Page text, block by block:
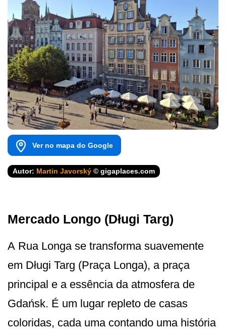
Ver no mapa do Google
Autor: Martin Javorský © gigaplaces.com
Mercado Longo (Długi Targ)
A Rua Longa se transforma suavemente
em Długi Targ (Praça Longa), a praça
principal e a essência da atmosfera de
Gdańsk. É um lugar repleto de casas
coloridas, cada uma contando uma história